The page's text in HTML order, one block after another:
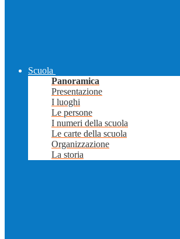
Scuola
Panoramica
Presentazione
I luoghi
Le persone
I numeri della scuola
Le carte della scuola
Organizzazione
La storia